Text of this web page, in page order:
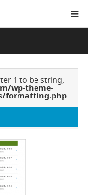
1 to be string,
wp-theme-
formatting.php